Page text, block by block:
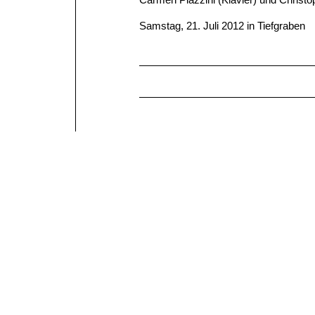
Samstag, 21. Juli 2012 in Tiefgraben